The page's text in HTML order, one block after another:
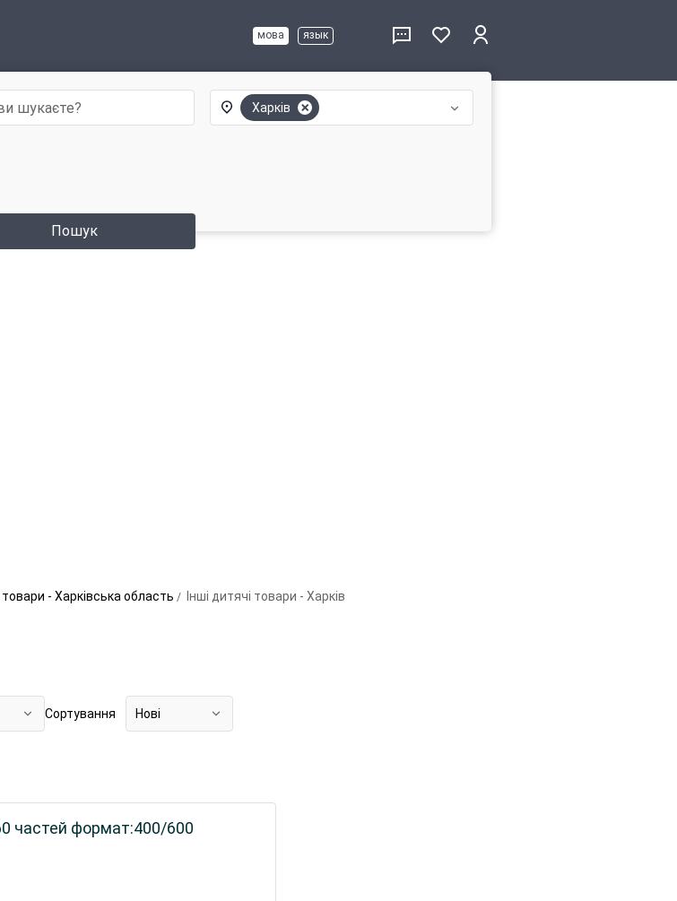
мова язык
Харків
Пошук
товари - Харківська область Інші дитячі товари - Харків
Сортування Нові
частей формат:400/600